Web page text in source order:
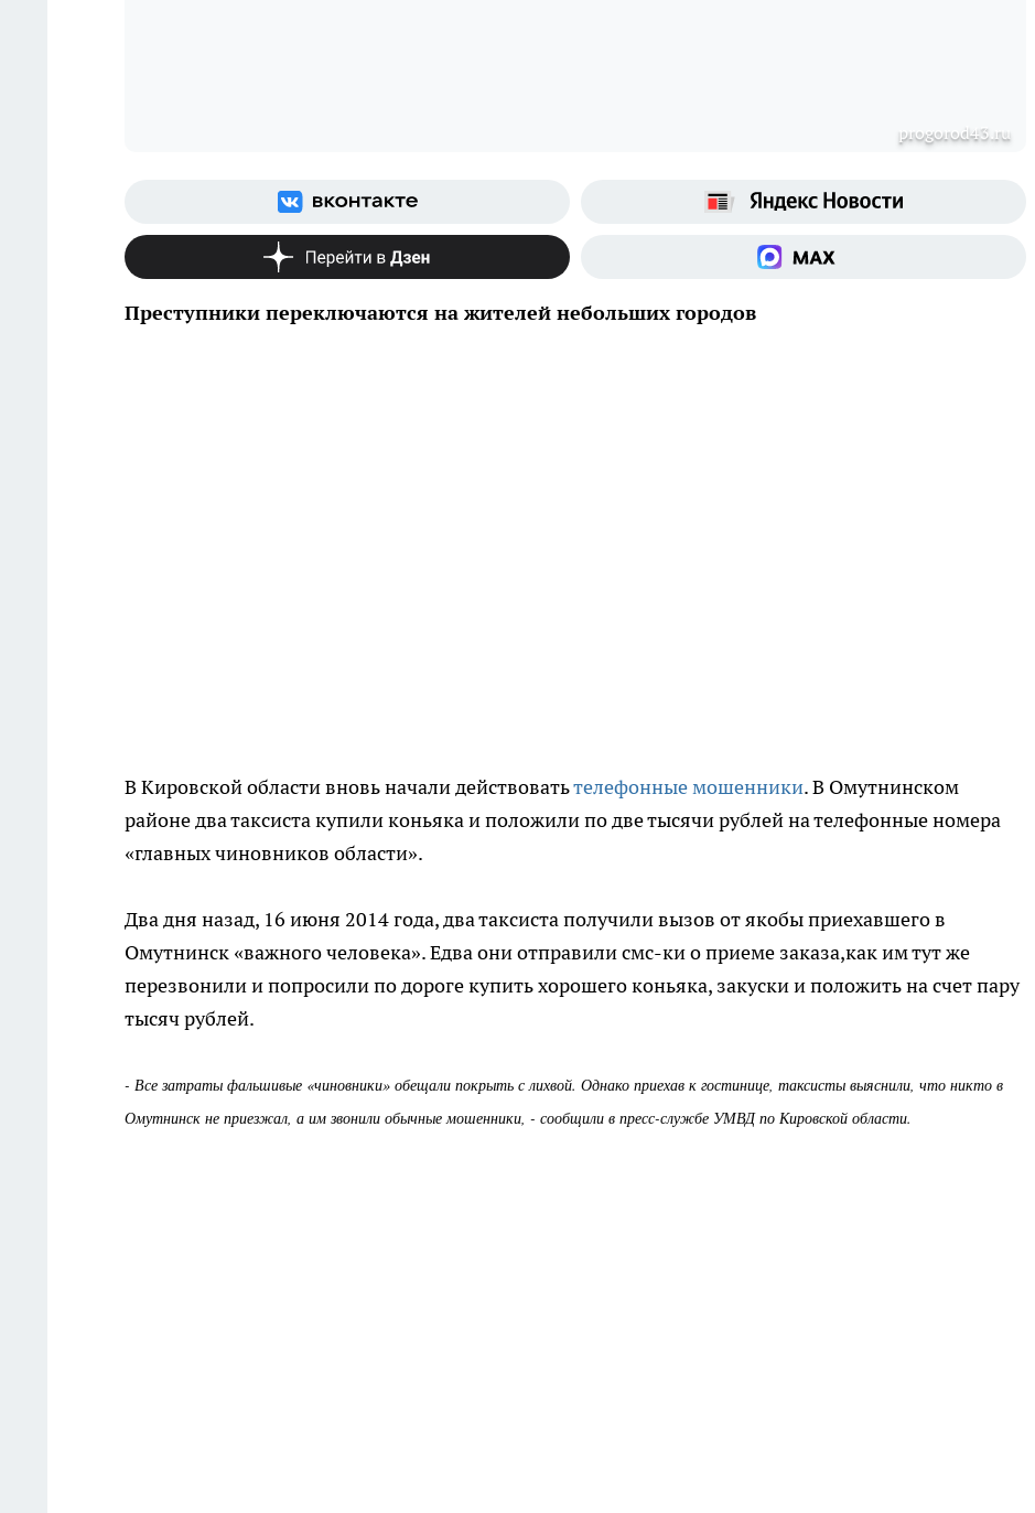
progorod43.ru
Преступники переключаются на жителей небольших городов
В Кировской области вновь начали действоватьтелефонные мошенники. В Омутнинском
районе два таксиста купили коньяка и положили по две тысячи рублей на телефонные номера
«главных чиновников области».
Два дня назад, 16 июня 2014 года, два таксиста получили вызов от якобы приехавшего в
Омутнинск «важного человека». Едва они отправили смс-ки о приеме заказа,как им тут же
перезвонили и попросили по дороге купить хорошего коньяка, закуски и положить на счет пару
тысяч рублей.
- Все затраты фальшивые «чиновники» обещали покрыть с лихвой. Однако приехав к гостинице, таксисты выяснили, что никто в
Омутнинск не приезжал, а им звонили обычные мошенники, - сообщили в пресс-службе УМВД по Кировской области.